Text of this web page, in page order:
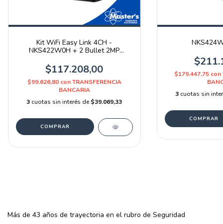
Kit WiFi Easy Link 4CH -
NKS422W0H + 2 Bullet 2MP
$117.208,00
$99.626,80 conTRANSFERENCIA
BANCARIA
3 cuotas sin interés de$39.069,33
$179.447,75 con
3 cuotas sin
Más de 43 años de trayectoria en el rubro de Seguridad